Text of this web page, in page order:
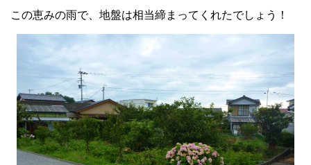
この恵みの雨で、地盤は相当締まってくれたでしょう！